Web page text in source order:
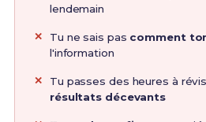
lendemain
Tu ne sais pas comment
l'information
Tu passes des heures à
résultats décevants